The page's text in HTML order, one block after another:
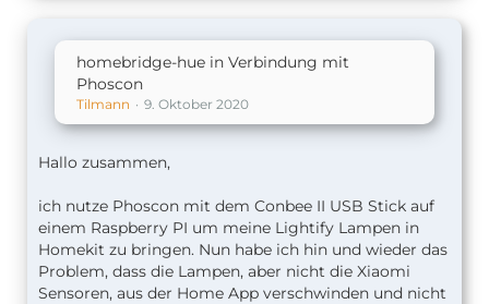
homebridge-hue in Verbindung mit
Phoscon
Tilmann 9. Oktober 2020
Hallo zusammen,
ich nutze Phoscon mit dem Conbee II USB Stick auf
einem Raspberry PI um meine Lightify Lampen in
Homekit zu bringen. Nun habe ich hin und wieder das
Problem, dass die Lampen, aber nicht die Xiaomi
Sensoren, aus der Home App verschwinden und nicht